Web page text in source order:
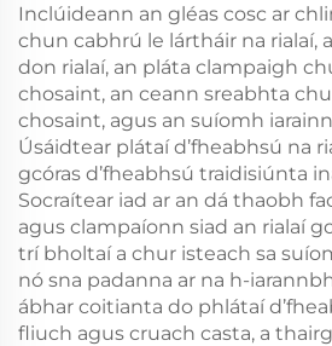
Inclúideann an gléas cosc ar
chun cabhrú le lártháir na rialaí,
don rialaí, an pláta clampaigh
chosaint, an ceann sreabhta
chosaint, agus an suíomh
Úsáidtear plátaí d’fheabhsú na
gcóras d’fheabhsú traidisiúnta
Socraítear iad ar an dá thaobh
agus clampaíonn siad an rialaí
trí bholtaí a chur isteach sa
nó sna padanna ar na h-
ábhar coitianta do phlátaí
fliuch agus cruach casta, a